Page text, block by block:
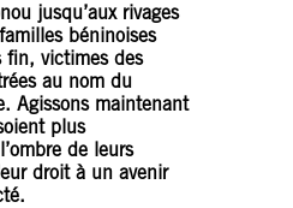
jusqu’aux rivages
béninoises
fin, victimes des
au nom du
Agissons maintenant
plus
de leurs
droit à un avenir